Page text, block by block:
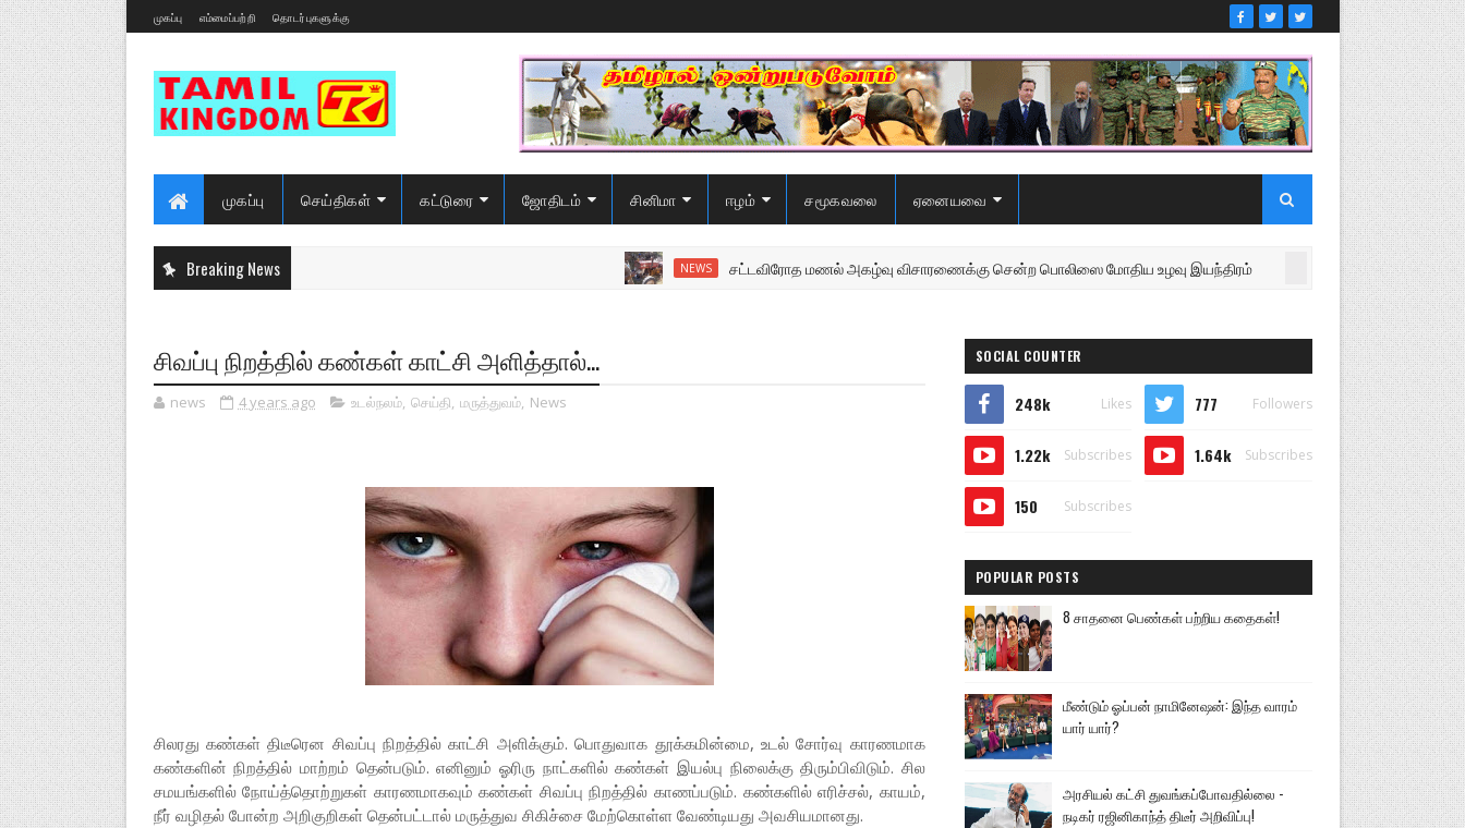
முகப்பு எம்மைப்பற்றி தொடர்புகளுக்கு
முகப்பு செய்திகள் கட்டுரை ஜோதிடம் சினிமா ஈழம் சமூகவலை ஏனையவை
Breaking News NEWS சட்டவிரோத மணல் அகழ்வு விசாரணைக்கு சென்ற பொலிஸை மோதிய உழவு இயந்திரம் உறுப்பினரை
சிவப்பு நிறத்தில் கண்கள் காட்சி அளித்தால்...
news 4 years ago உடல்நலம், செய்தி, மருத்துவம், News
சிலரது கண்கள் திடீரென சிவப்பு நிறத்தில் காட்சி அளிக்கும். பொதுவாக தூக்கமின்மை, உடல் சோர்வு காரணமாக
கண்களின் நிறத்தில் மாற்றம் தென்படும். எனினும் ஓரிரு நாட்களில் கண்கள் இயல்பு நிலைக்கு திரும்பிவிடும். சில
சமயங்களில் நோய்த்தொற்றுகள் காரணமாகவும் கண்கள் சிவப்பு நிறத்தில் காணப்படும். கண்களில் எரிச்சல், காயம்,
நீர் வழிதல் போன்ற அறிகுறிகள் தென்பட்டால் மருத்துவ சிகிச்சை மேற்கொள்ள வேண்டியது அவசியமானது.
SOCIAL COUNTER
248k Likes 777 Followers
1.22k Subscribes 1.64k Subscribes
150 Subscribes
POPULAR POSTS
8 சாதனை பெண்கள் பற்றிய கதைகள்!
மீண்டும் ஓப்பன் நாமினேஷன்: இந்த வாரம்
யார் யார்?
அரசியல் கட்சி துவங்கப்போவதில்லை -
நடிகர் ரஜினிகாந்த் திடீர் அறிவிப்பு!